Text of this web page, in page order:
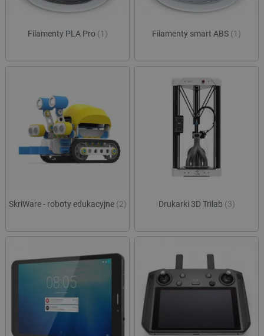
Filamenty PLA Pro (1) Filamenty smart ABS (1)
SkriWare - roboty edukacyjne (2) Drukarki 3D Trilab (3)